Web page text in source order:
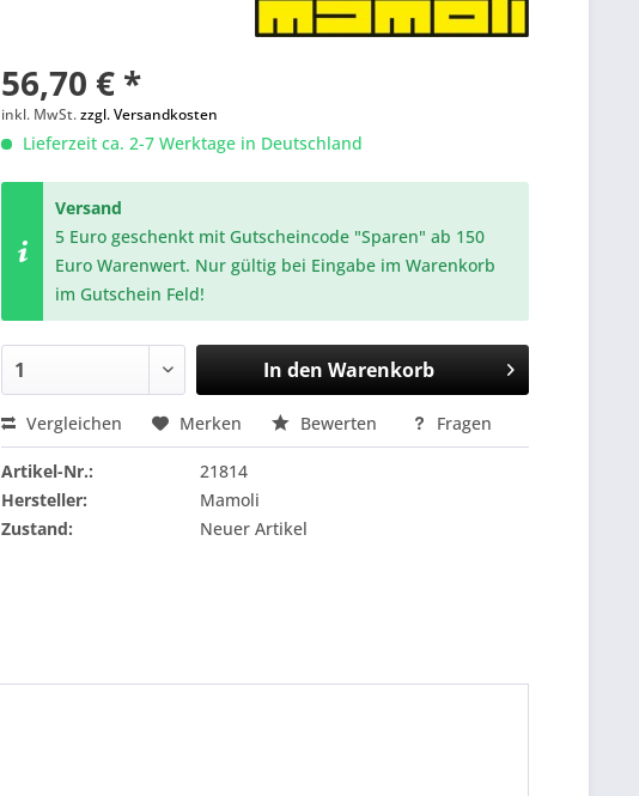
56,70 € *
inkl. MwSt.zzgl. Versandkosten
Lieferzeit ca. 2-7 Werktage in Deutschland
Versand
5 Euro geschenkt mit Gutscheincode "Sparen" ab 150
Euro Warenwert. Nur gültig bei Eingabe im Warenkorb
im Gutschein Feld!
In den Warenkorb
Vergleichen Merken Bewerten Fragen
Artikel-Nr.:
21814
Hersteller:
Mamoli
Zustand:
Neuer Artikel